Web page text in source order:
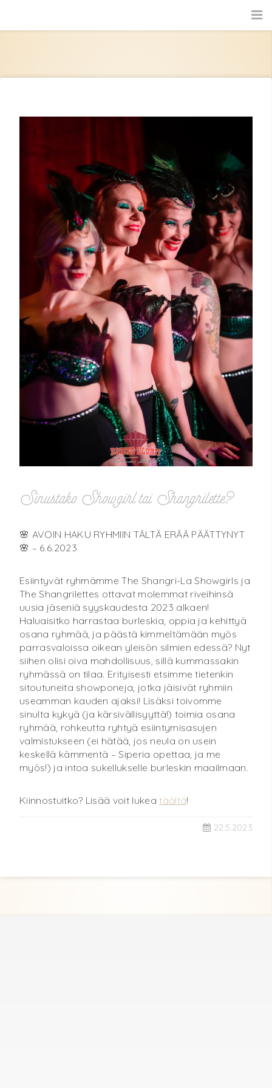
Sinustako Showgirl tai Shangrilette?
🌸 AVOIN HAKU RYHMIIN TÄLTÄ ERÄÄ PÄÄTTYNYT
🌸 – 6.6.2023
Esiintyvät ryhmämme The Shangri-La Showgirls ja
The Shangrilettes ottavat molemmat riveihinsä
uusia jäseniä syyskaudesta 2023 alkaen!
Haluaisitko harrastaa burleskia, oppia ja kehittyä
osana ryhmää, ja päästä kimmeltämään myös
parrasvaloissa oikean yleisön silmien edessä? Nyt
siihen olisi oiva mahdollisuus, sillä kummassakin
ryhmässä on tilaa. Erityisesti etsimme tietenkin
sitoutuneita showponeja, jotka jäisivät ryhmiin
useamman kauden ajaksi! Lisäksi toivomme
sinulta kykyä (ja kärsivällisyyttä!) toimia osana
ryhmää, rohkeutta ryhtyä esiintymisasujen
valmistukseen (ei hätää, jos neula on usein
keskellä kämmentä – Siperia opettaa, ja me
myös!) ja intoa sukellukselle burleskin maailmaan.
Kiinnostuitko? Lisää voit lukea täältä!
22.5.2023